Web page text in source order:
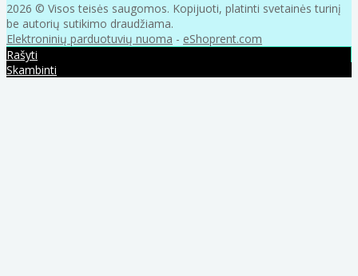
2026 © Visos teisės saugomos. Kopijuoti, platinti svetainės turinį
be autorių sutikimo draudžiama.
Elektroninių parduotuvių nuoma - eShoprent.com
Rašyti
Skambinti